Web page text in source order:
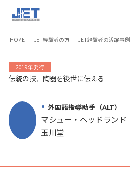
HOME JET経験者の方 JET経験者の活躍事例
2019年発行
伝統の技、陶器を後世に伝える
外国語指導助手（ALT）
マシュー・ヘッドランド
玉川堂